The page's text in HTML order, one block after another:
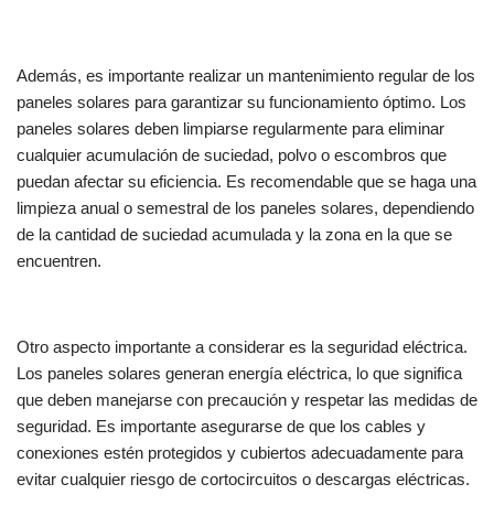
Además, es importante realizar un mantenimiento regular de los
paneles solares para garantizar su funcionamiento óptimo. Los
paneles solares deben limpiarse regularmente para eliminar
cualquier acumulación de suciedad, polvo o escombros que
puedan afectar su eficiencia. Es recomendable que se haga una
limpieza anual o semestral de los paneles solares, dependiendo
de la cantidad de suciedad acumulada y la zona en la que se
encuentren.
Otro aspecto importante a considerar es la seguridad eléctrica.
Los paneles solares generan energía eléctrica, lo que significa
que deben manejarse con precaución y respetar las medidas de
seguridad. Es importante asegurarse de que los cables y
conexiones estén protegidos y cubiertos adecuadamente para
evitar cualquier riesgo de cortocircuitos o descargas eléctricas.